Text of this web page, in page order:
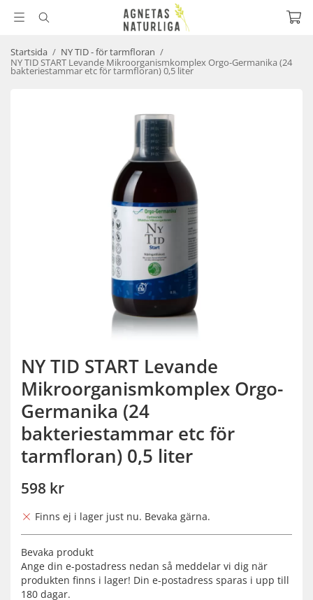
Startsida / NY TID - för tarmfloran /
NY TID START Levande Mikroorganismkomplex Orgo-Germanika (24
bakteriestammar etc för tarmfloran) 0,5 liter
NY TID START Levande
Mikroorganismkomplex Orgo-
Germanika (24
bakteriestammar etc för
tarmfloran) 0,5 liter
598 kr
Finns ej i lager just nu. Bevaka gärna.
Bevaka produkt
Ange din e-postadress nedan så meddelar vi dig när
produkten finns i lager! Din e-postadress sparas i upp till
180 dagar.